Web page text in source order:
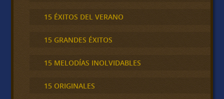
15 ÉXITOS DEL VERANO
15 GRANDES ÉXITOS
15 MELODÍAS INOLVIDABLES
15 ORIGINALES